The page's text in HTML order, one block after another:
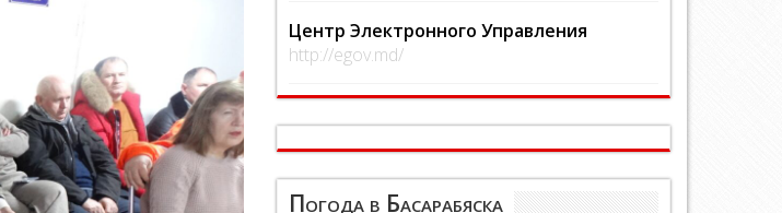
Центр Электронного Управления
http://egov.md/
Погода в Басарабяска